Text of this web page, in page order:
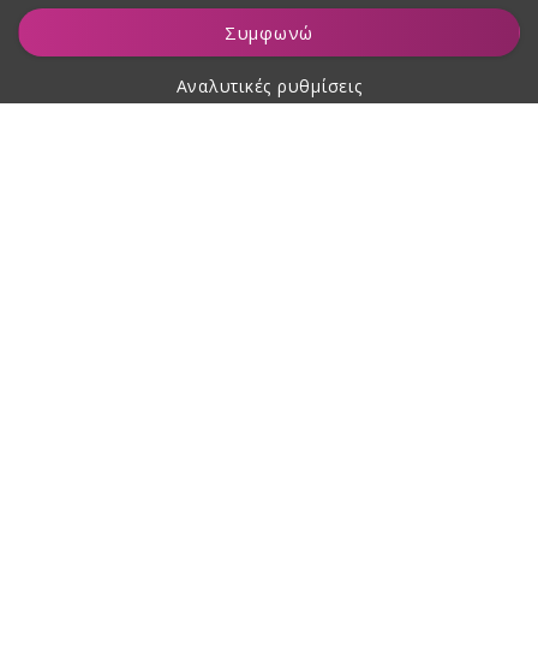
Συμφωνώ
Αναλυτικές ρυθμίσεις
Παρακολούθηση